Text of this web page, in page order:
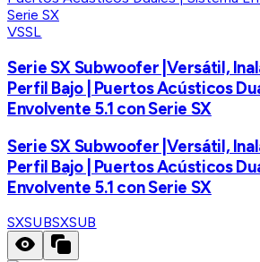
VSSL
Serie SX Subwoofer |Versátil,
Perfil Bajo | Puertos Acústicos
Envolvente 5.1 con Serie SX
Serie SX Subwoofer |Versátil,
Perfil Bajo | Puertos Acústicos
Envolvente 5.1 con Serie SX
SXSUBSXSUB